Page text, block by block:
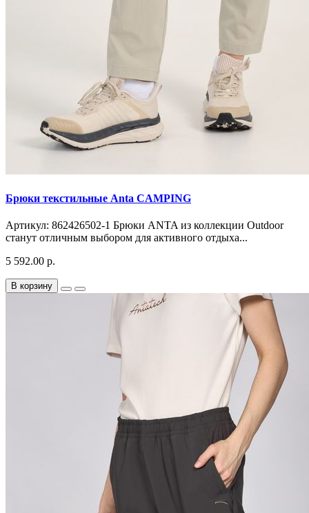
Брюки текстильные Anta CAMPING
Артикул: 862426502-1 Брюки ANTA из коллекции Outdoor
станут отличным выбором для активного отдыха...
5 592.00 р.
В корзину